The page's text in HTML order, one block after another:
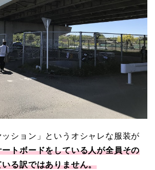
ッション」というオシャレな服装が
ートボードをしている人が全員その
る訳ではありません。